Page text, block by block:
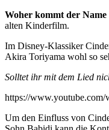
Woher kommt der Name
alten Kinderfilm.
Im Disney-Klassiker
Akira Toriyama wohl so
Solltet ihr mit dem Lied
https://
Um den Einfluss von